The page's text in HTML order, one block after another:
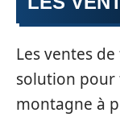
Les ventes
solution
montagne à